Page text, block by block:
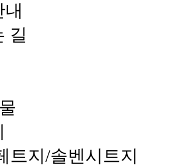
내
길
트지/솔벤시트지